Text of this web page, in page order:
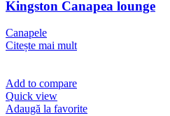
Kingston Canapea lounge
Canapele
Citește mai mult
Add to compare
Quick view
Adaugă la favorite